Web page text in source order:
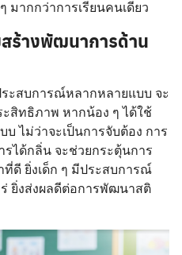
ากกว่าการเรียนคนเดียว
ร้างพัฒนาการด้าน
ระสบการณ์หลากหลายแบบ จะ
ทธิภาพ หากน้อง ๆ ได้ใช้
ไม่ว่าจะเป็นการจับต้อง การ
รได้กลิ่น จะช่วยกระตุ้นการ
ดี ยิ่งเด็ก ๆ มีประสบการณ์
ยิ่งส่งผลดีต่อการพัฒนาสติ